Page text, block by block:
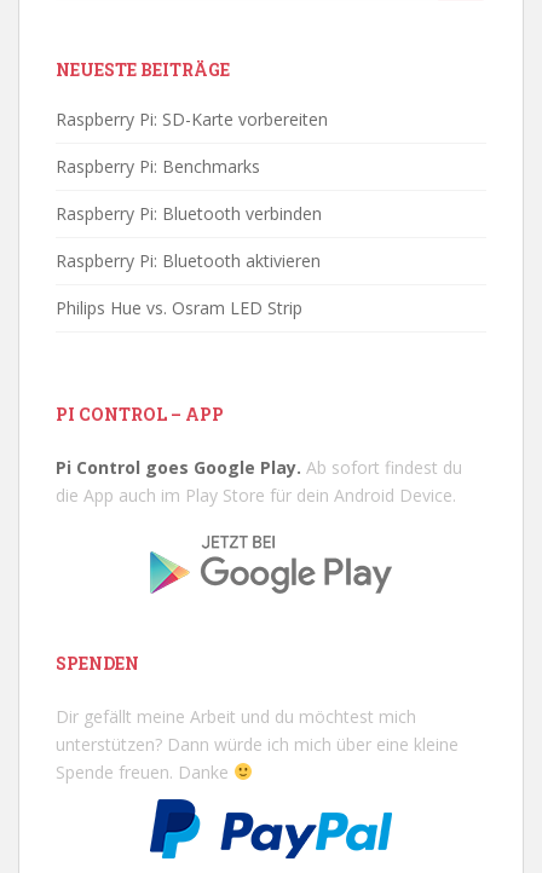
NEUESTE BEITRÄGE
Raspberry Pi: SD-Karte vorbereiten
Raspberry Pi: Benchmarks
Raspberry Pi: Bluetooth verbinden
Raspberry Pi: Bluetooth aktivieren
Philips Hue vs. Osram LED Strip
PI CONTROL – APP
Pi Control goes Google Play. Ab sofort findest du
die App auch im Play Store für dein Android Device.
SPENDEN
Dir gefällt meine Arbeit und du möchtest mich
unterstützen? Dann würde ich mich über eine kleine
Spende freuen. Danke